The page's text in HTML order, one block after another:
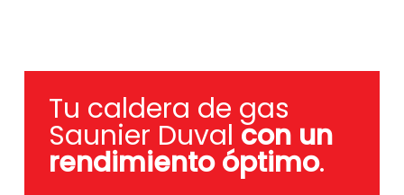
Tu caldera de gas
Saunier Duval con un
rendimiento óptimo.